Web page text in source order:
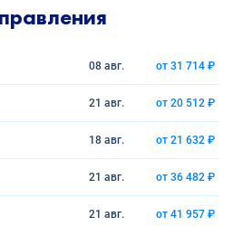
08 авг. от 31 714 ₽
21 авг. от 20 512 ₽
18 авг. от 21 632 ₽
21 авг. от 36 482 ₽
21 авг. от 41 957 ₽